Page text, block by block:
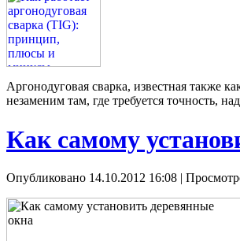
Аргонодуговая сварка, известная также
незаменим там, где требуется точность,
Как самому
Опубликовано 14.10.2012 16:08 |